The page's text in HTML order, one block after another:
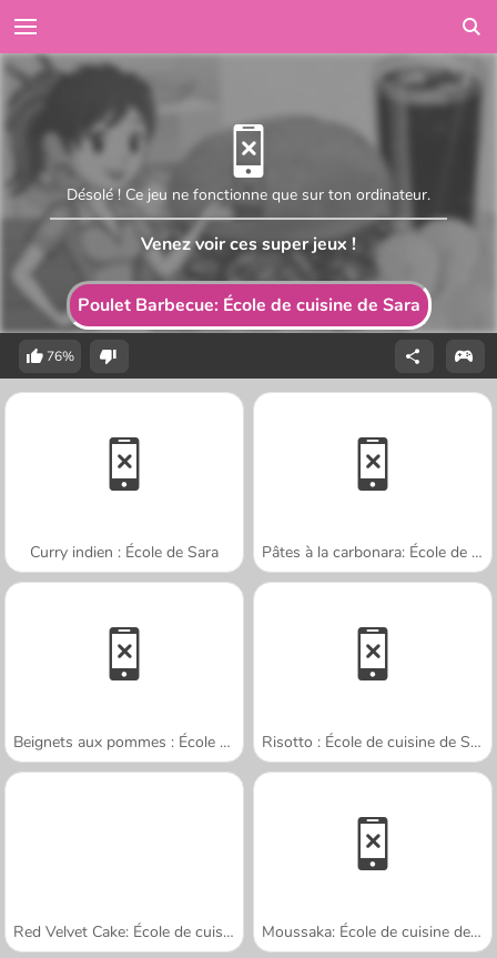
Poulet Barbecue: École de cuisine de Sara
Désolé ! Ce jeu ne fonctionne que sur ton ordinateur.
Venez voir ces super jeux !
76%
Curry indien : École de Sara Pâtes à la carbonara: École de Sara
Beignets aux pommes : École de Sara Risotto : École de cuisine de Sara
Red Velvet Cake: École de cuisine de Sara Moussaka: École de cuisine de Sara